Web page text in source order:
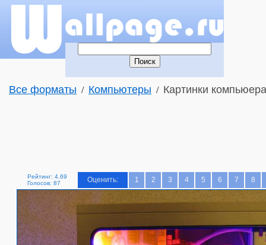
Все форматы / Компьютеры / Картинки
Рейтинг: 4.69
Голосов: 87
Оценить: 1 2 3 4 5 6 7 8